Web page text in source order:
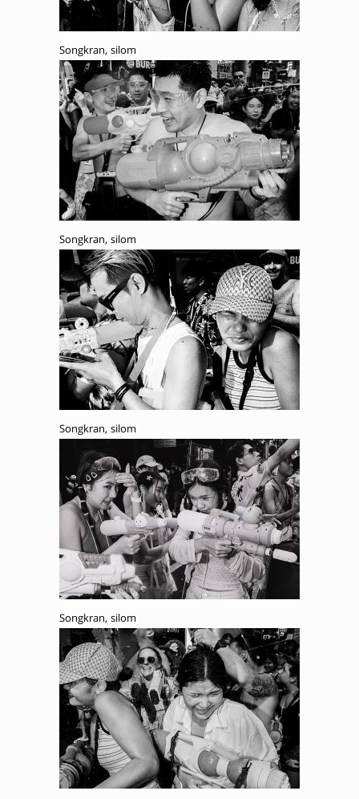
Songkran, silom
Songkran, silom
Songkran, silom
Songkran, silom